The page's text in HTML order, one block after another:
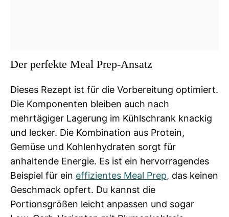
Der perfekte Meal Prep-Ansatz
Dieses Rezept ist für die Vorbereitung optimiert.
Die Komponenten bleiben auch nach
mehrtägiger Lagerung im Kühlschrank knackig
und lecker. Die Kombination aus Protein,
Gemüse und Kohlenhydraten sorgt für
anhaltende Energie. Es ist ein hervorragendes
Beispiel für ein effizientes Meal Prep, das keinen
Geschmack opfert. Du kannst die
Portionsgrößen leicht anpassen und sogar